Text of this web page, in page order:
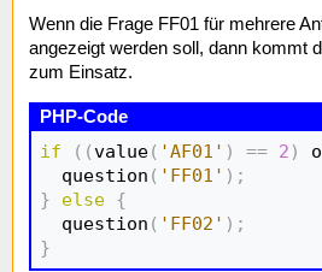
Wenn die Frage FF01 für mehrere
angezeigt werden soll, dann kommt
zum Einsatz.
if ( (value( 'AF01' ) == 2 )
  question
( 'FF01' ) ;
}
else {
  question
( 'FF02' ) ;
}